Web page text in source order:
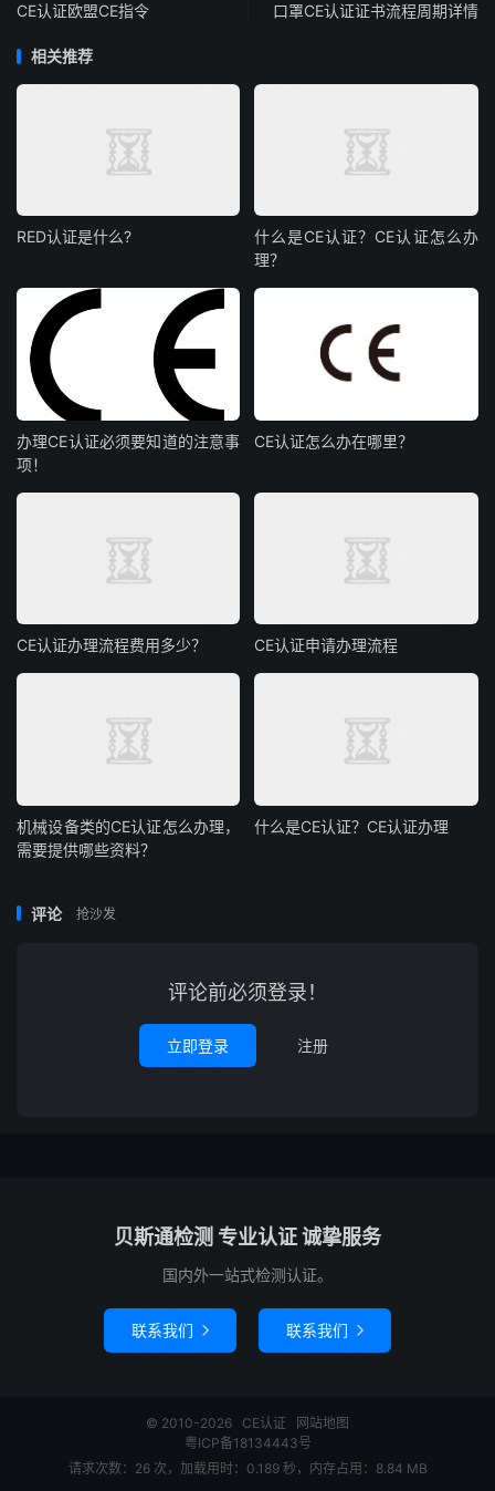
CE认证欧盟CE指令 口罩CE认证证书流程周期详情
相关推荐
RED认证是什么?
什么是CE认证？CE认证怎么办
理？
办理CE认证必须要知道的注意事
项！
CE认证怎么办在哪里？
CE认证办理流程费用多少？ CE认证申请办理流程
机械设备类的CE认证怎么办理，
需要提供哪些资料？
什么是CE认证？CE认证办理
评论 抢沙发
评论前必须登录！
立即登录 注册
贝斯通检测 专业认证 诚挚服务
国内外一站式检测认证。
联系我们  联系我们 
© 2010-2026 CE认证
网站地图
粤ICP备18134443号
请求次数：26 次，加载用时：0.189 秒，内存占用：8.84 MB